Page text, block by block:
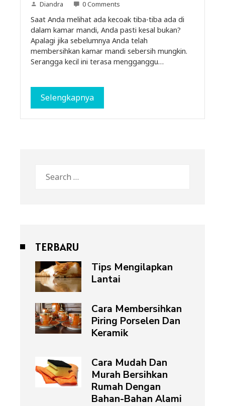
Diandra 0 Comments
Saat Anda melihat ada kecoak tiba-tiba ada di
dalam kamar mandi, Anda pasti kesal bukan?
Apalagi jika sebelumnya Anda telah
membersihkan kamar mandi sebersih mungkin.
Serangga kecil ini terasa mengganggu…
Selengkapnya
for:
TERBARU
Tips Mengilapkan
Lantai
Cara Membersihkan
Piring Porselen Dan
Keramik
Cara Mudah Dan
Murah Bersihkan
Rumah Dengan
Bahan-Bahan Alami